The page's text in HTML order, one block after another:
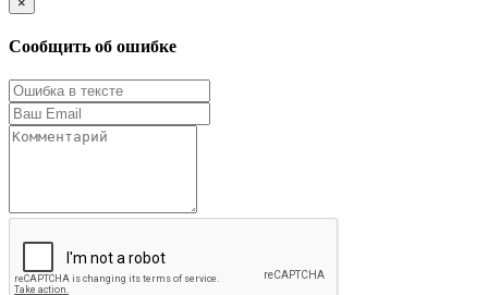
Сообщить об ошибке